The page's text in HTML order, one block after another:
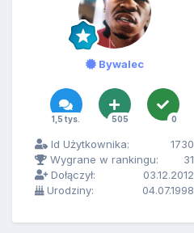
Bywalec
1,5 tys. 505 0
Id Użytkownika:
1730
Wygrane w rankingu:
31
Dołączył:
03.12.2012
Urodziny:
04.07.1998